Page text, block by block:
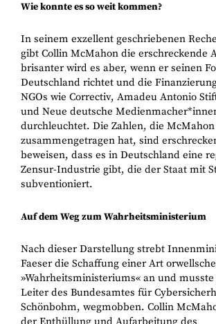
Wie konnte es so weit kommen?
In seinem exzellent geschriebenen
gibt Collin McMahon die erschreckende
brisanter wird es aber, wenn er seinen
Deutschland richtet und die
NGOs wie Correctiv, Amadeu Antonio
und Neue deutsche
durchleuchtet. Die Zahlen, die McMahon
zusammengetragen hat, sind
beweisen, dass es in Deutschland eine
Zensur-Industrie gibt, die der Staat mit
subventioniert.
Auf dem Weg zum Wahrheitsministerium
Nach dieser Darstellung strebt
Faeser die Schaffung einer Art
»Wahrheitsministeriums« an und
Leiter des Bundesamtes für
Schönbohm, wegmobben. Collin